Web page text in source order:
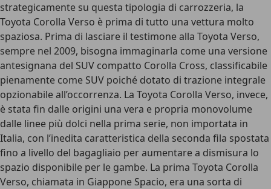
strategicamente su questa tipologia di carrozzeria, la
Toyota Corolla Verso è prima di tutto una vettura molto
spaziosa. Prima di lasciare il testimone alla Toyota Verso,
sempre nel 2009, bisogna immaginarla come una versione
antesignana del SUV compatto Corolla Cross, classificabile
pienamente come SUV poiché dotato di trazione integrale
opzionabile all’occorrenza. La Toyota Corolla Verso, invece,
è stata fin dalle origini una vera e propria monovolume
dalle linee più dolci nella prima serie, non importata in
Italia, con l’inedita caratteristica della seconda fila spostata
fino a livello del bagagliaio per aumentare a dismisura lo
spazio disponibile per le gambe. La prima Toyota Corolla
Verso, chiamata in Giappone Spacio, era una sorta di